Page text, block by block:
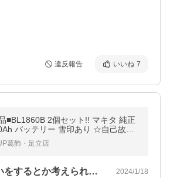
違反報告 いいね 7
■BL1860B 2個セット!! マキタ 純正
バッテリー 雪印あり ☆自己故障
きるモデル！
葛飾・足立店
こんな商品の扱いをするとか考えられない。 2024/1/18